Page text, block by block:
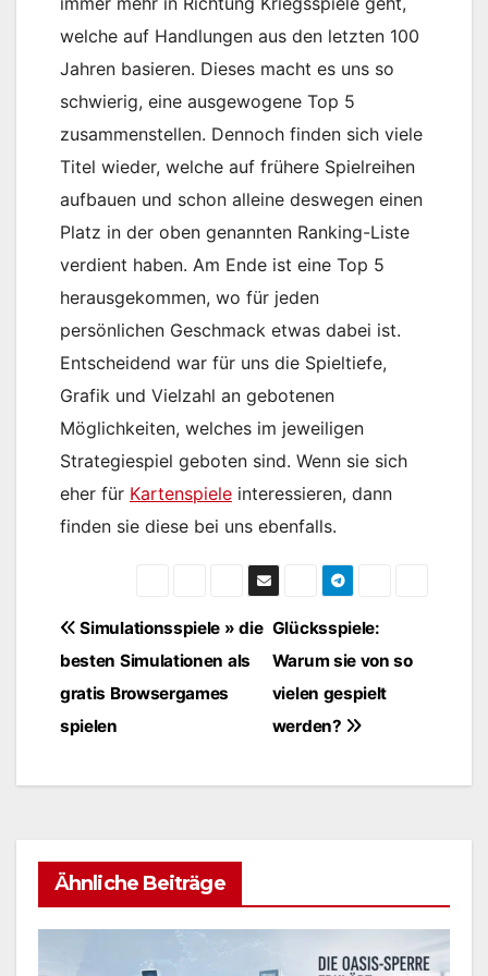
welche auf Handlungen aus den letzten 100
Jahren basieren. Dieses macht es uns so
schwierig, eine ausgewogene Top 5
zusammenstellen. Dennoch finden sich viele
Titel wieder, welche auf frühere Spielreihen
aufbauen und schon alleine deswegen einen
Platz in der oben genannten Ranking-Liste
verdient haben. Am Ende ist eine Top 5
herausgekommen, wo für jeden
persönlichen Geschmack etwas dabei ist.
Entscheidend war für uns die Spieltiefe,
Grafik und Vielzahl an gebotenen
Möglichkeiten, welches im jeweiligen
Strategiespiel geboten sind. Wenn sie sich
eher für Kartenspiele interessieren, dann
finden sie diese bei uns ebenfalls.
Beitragsnavigation
Glücksspiele:
Warum sie von so
vielen gespielt
werden?
Simulationsspiele » die
besten Simulationen als
gratis Browsergames
spielen
Ähnliche Beiträge